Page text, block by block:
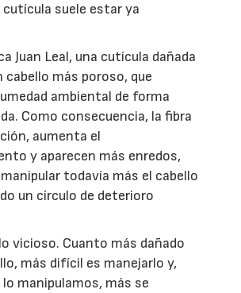
cutícula suele estar ya
Juan Leal, una cutícula dañada
cabello más poroso, que
ambiental de forma
Como consecuencia, la fibra
aumenta el
y aparecen más enredos,
todavía más el cabello
un círculo de deterioro
vicioso. Cuanto más dañado
más difícil es manejarlo y,
manipulamos, más se